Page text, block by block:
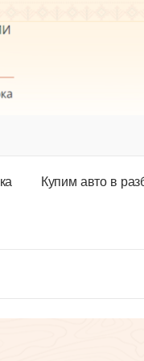
ка Купим авто в раз